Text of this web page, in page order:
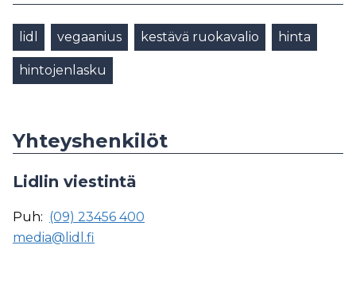
lidl vegaanius kestävä ruokavalio hinta
hintojenlasku
Yhteyshenkilöt
Lidlin viestintä
Puh: (09) 23456 400
media@lidl.fi